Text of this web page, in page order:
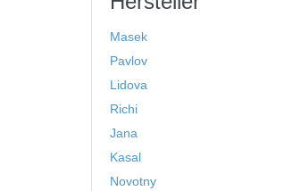
Masek
Pavlov
Lidova
Richi
Jana
Kasal
Novotny